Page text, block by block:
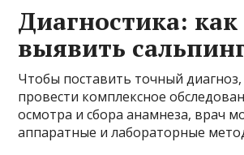
Диагностика: как
выявить
Чтобы поставить точный
провести комплексное
осмотра и сбора анамнеза, врач
аппаратные и лабораторные